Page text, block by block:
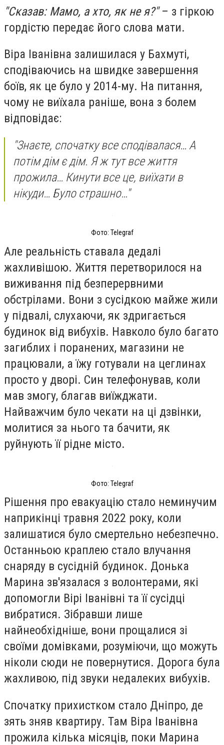
"Сказав: Мамо, а хто, як не я?"– з гіркою
гордістю передає його слова мати.
Віра Іванівна залишилася у Бахмуті,
сподіваючись на швидке завершення
боїв, як це було у 2014-му. На питання,
чому не виїхала раніше, вона з болем
відповідає:
"Знаєте, спочатку все сподівалася… А
потім дім є дім. Я ж тут все життя
прожила… Кинути все це, виїхати в
нікуди… Було страшно…"
Фото: Telegraf
Але реальність ставала дедалі
жахливішою. Життя перетворилося на
виживання під безперервними
обстрілами. Вони з сусідкою майже жили
у підвалі, слухаючи, як здригається
будинок від вибухів. Навколо було багато
загиблих і поранених, магазини не
працювали, а їжу готували на цеглинах
просто у дворі. Син телефонував, коли
мав змогу, благав виїжджати.
Найважчим було чекати на ці дзвінки,
молитися за нього та бачити, як
руйнують її рідне місто.
Фото: Telegraf
Рішення про евакуацію стало неминучим
наприкінці травня 2022 року, коли
залишатися було смертельно небезпечно.
Останньою краплею стало влучання
снаряду в сусідній будинок. Донька
Марина зв'язалася з волонтерами, які
допомогли Вірі Іванівні та її сусідці
вибратися. Зібравши лише
найнеобхідніше, вони прощалися зі
своїми домівками, розуміючи, що можуть
ніколи сюди не повернутися. Дорога була
жахливою, під звуки недалеких вибухів.
Спочатку прихистком стало Дніпро, де
зять зняв квартиру. Там Віра Іванівна
прожила кілька місяців, поки Марина